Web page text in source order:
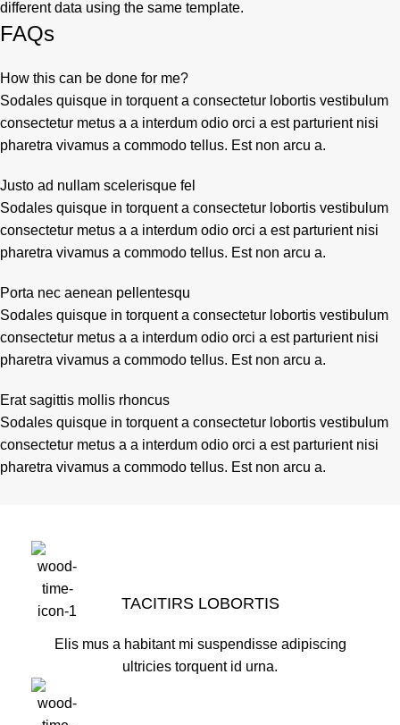
different data using the same template.
FAQs
How this can be done for me?
Sodales quisque in torquent a consectetur lobortis vestibulum
consectetur metus a a interdum odio orci a est parturient nisi
pharetra vivamus a commodo tellus. Est non arcu a.
Justo ad nullam scelerisque fel
Sodales quisque in torquent a consectetur lobortis vestibulum
consectetur metus a a interdum odio orci a est parturient nisi
pharetra vivamus a commodo tellus. Est non arcu a.
Porta nec aenean pellentesqu
Sodales quisque in torquent a consectetur lobortis vestibulum
consectetur metus a a interdum odio orci a est parturient nisi
pharetra vivamus a commodo tellus. Est non arcu a.
Erat sagittis mollis rhoncus
Sodales quisque in torquent a consectetur lobortis vestibulum
consectetur metus a a interdum odio orci a est parturient nisi
pharetra vivamus a commodo tellus. Est non arcu a.
TACITIRS LOBORTIS
Elis mus a habitant mi suspendisse adipiscing
ultricies torquent id urna.